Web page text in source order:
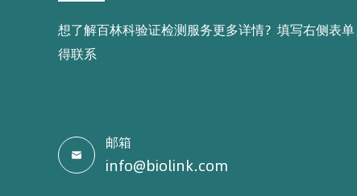
想了解百林科验证检测服务更多详情？填写右侧表
得联系

邮箱
info@biolink.com